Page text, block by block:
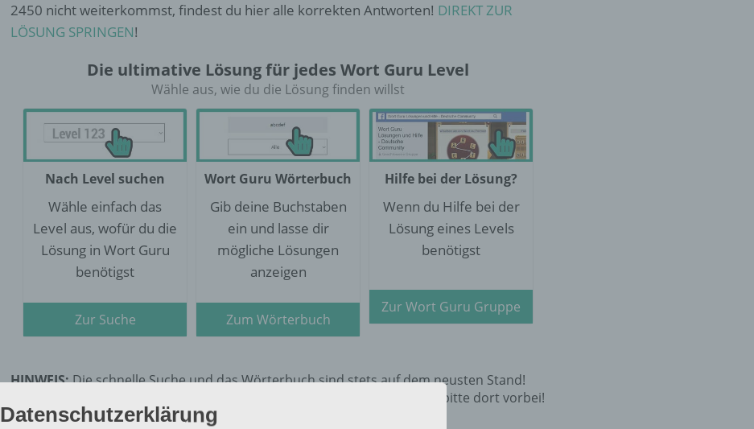
2450 nicht weiterkommst, findest du hier alle korrekten Antworten! DIREKT ZUR
LÖSUNG SPRINGEN!
Die ultimative Lösung für jedes Wort Guru Level
Wähle aus, wie du die Lösung finden willst
Nach Level suchen
Wähle einfach das
Level aus, wofür du die
Lösung in Wort Guru
benötigst
Zur Suche
Wort Guru Wörterbuch
Gib deine Buchstaben
ein und lasse dir
mögliche Lösungen
anzeigen
Zum Wörterbuch
Hilfe bei der Lösung?
Wenn du Hilfe bei der
Lösung eines Levels
benötigst
Zur Wort Guru Gruppe
HINWEIS:Die schnelle Suche und das Wörterbuch sind stets auf dem neusten Stand!
Falls die Lösung bei dem gesuchten Level nicht mehr richtig ist, schaue bitte dort vorbei!
Datenschutzerklärung